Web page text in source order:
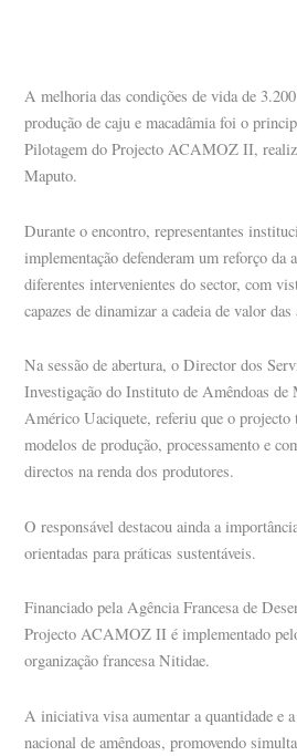
A melhoria das condições de vida de
produção de caju e macadâmia foi o
Pilotagem do Projecto ACAMOZ II,
Maputo.
Durante o encontro, representantes
implementação defenderam um reforço da
diferentes intervenientes do sector, com
capazes de dinamizar a cadeia de valor das
Na sessão de abertura, o Director dos
Investigação do Instituto de Amêndoas
Américo Uaciquete, referiu que o projecto
modelos de produção, processamento e
directos na renda dos produtores.
O responsável destacou ainda a
orientadas para práticas sustentáveis.
Financiado pela Agência Francesa de
Projecto ACAMOZ II é implementado
organização francesa Nitidae.
A iniciativa visa aumentar a quantidade e
nacional de amêndoas, promovendo